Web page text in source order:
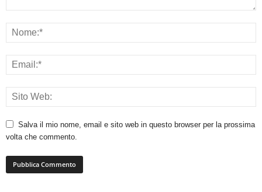
Salva il mio nome, email e sito web in questo browser per la prossima
volta che commento.